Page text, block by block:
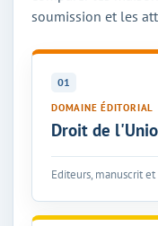
soumission et les
01
DOMAINE ÉDITORIAL
Droit de
Editeurs, manuscrit